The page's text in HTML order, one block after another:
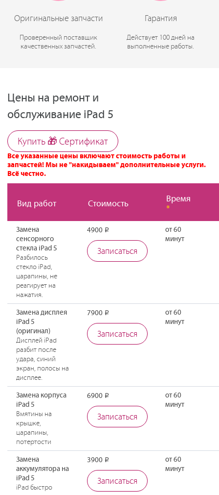
Оригинальные запчасти
Проверенный поставщик
качественных запчастей.
Гарантия
Действует 100 дней на
выполненные работы.
Цены на ремонт и
обслуживание iPad 5
Купить 🎁 Cертификат
Все указанные цены включают стоимость работы и
запчастей! Мы не "накидываем" дополнительные услуги.
Всё честно.
Вид работ Стоимость
Время
*
Замена
сенсорного
стекла iPad 5
Разбилось
стекло iPad,
царапины, не
реагирует на
нажатия.
4900 Р
Записаться
от 60
минут
Замена дисплея
iPad 5
(оригинал)
Дисплей iPad
разбит после
удара, синий
экран, полосы на
дисплее.
7900 Р
Записаться
от 60
минут
Замена корпуса
iPad 5
Вмятины на
крышке,
царапины,
потертости
6900 Р
Записаться
от 60
минут
Замена
аккумулятора на
iPad 5
iPad быстро
3900 Р
Записаться
от 60
минут